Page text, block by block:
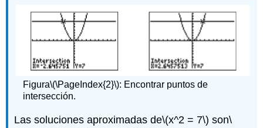
Figura\(\PageIndex{2}\): Encontrar puntos de
intersección.
Las soluciones aproximadas de\(x^2 = 7\) son\